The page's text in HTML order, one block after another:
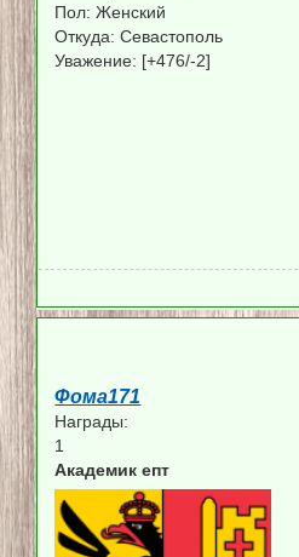
Пол: Женский
Откуда: Севастополь
Уважение: [+476/-2]
Фома171
Награды:
1
Академик епт